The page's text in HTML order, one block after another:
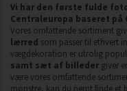
Vi har den første fulde
Centraleuropa baseret på
Vores omfattende sortiment
lærred som passer til ethvert
vægdekoration er utrolig
samt sæt af billeder giver
være vores omfattende
mønstre, kan du nemt finde et